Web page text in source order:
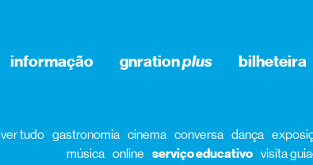
informação gnrationplus bilheteira
ver tudo gastronomia cinema conversa dança
música online serviço educativo visita